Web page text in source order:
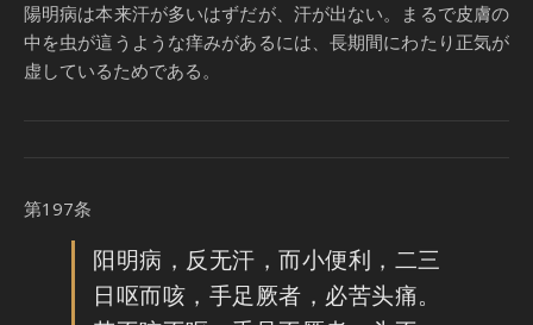
陽明病は本来汗が多いはずだが、汗が出ない。まるで皮膚の
中を虫が這うような痒みがあるには、長期間にわたり正気が
虚しているためである。
第197条
阳明病，反无汗，而小便利，二三
日呕而咳，手足厥者，必苦头痛。